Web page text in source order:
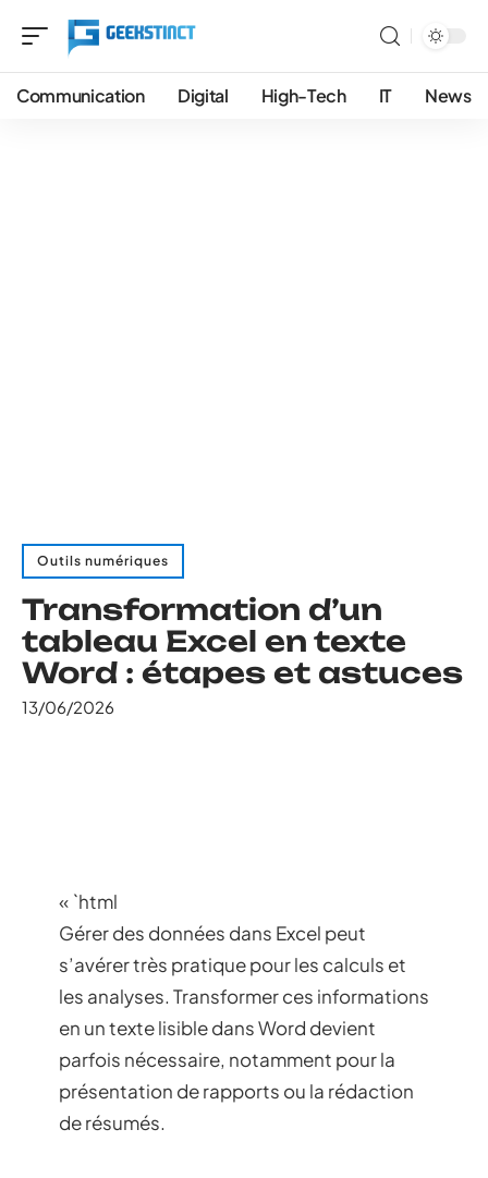
Communication Digital High-Tech IT News
Outils numériques
Transformation d’un
tableau Excel en texte
Word : étapes et astuces
13/06/2026
« `html
Gérer des données dans Excel peut
s’avérer très pratique pour les calculs et
les analyses. Transformer ces informations
en un texte lisible dans Word devient
parfois nécessaire, notamment pour la
présentation de rapports ou la rédaction
de résumés.